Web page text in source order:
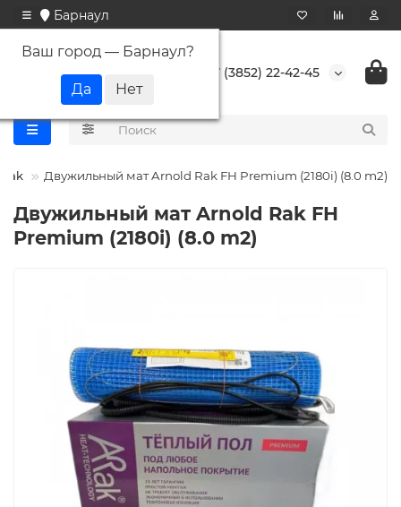
Барнаул
Ваш город — Барнаул?
+7 (3852) 22-42-45
Двужильный мат Arnold Rak FH Premium (2180i) (8.0 m2)
Двужильный мат Arnold Rak FH
Premium (2180i) (8.0 m2)